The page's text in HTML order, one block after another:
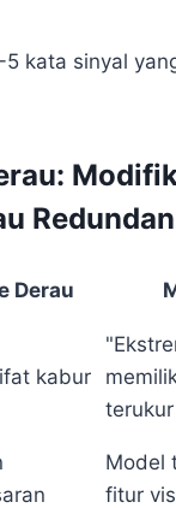
5 kata sinyal
Redundan
Derau
kabur
terukur
Model
fitur